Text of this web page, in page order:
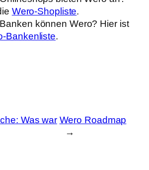
Wero-Shopliste.
können Wero? Hier ist
Bankenliste.
Was war Wero Roadmap
→